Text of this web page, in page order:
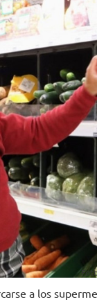
a los